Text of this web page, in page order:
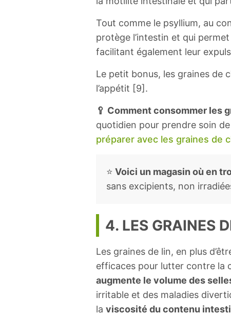
Tout comme le psyllium, au
protège l’intestin et qui
facilitant également leur
Le petit bonus, les graines de
l’appétit [9].
🥄 Comment consommer les
quotidien pour prendre soin
préparer avec les graines de
⭐ Voici un magasin où en
sans excipients, non
4. LES GRAINES
Les graines de lin, en plus
efficaces pour lutter contre la
augmente le volume des
irritable et des maladies
la viscosité du contenu